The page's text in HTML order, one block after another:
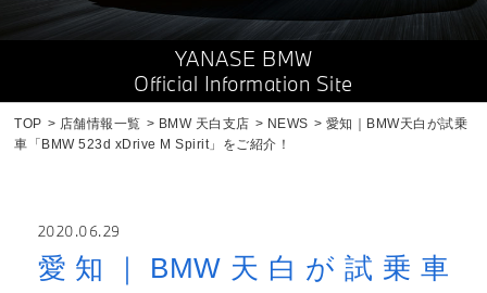
YANASE BMW
Official Information Site
TOP 店舗情報一覧 BMW 天白支店 NEWS
愛知｜BMW天白が試乗
車「BMW 523d xDrive M Spirit」をご紹介！
2020.06.29
愛知｜BMW天白が試乗車